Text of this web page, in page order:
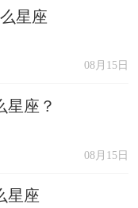
星座
08月15日
星座？
08月15日
星座